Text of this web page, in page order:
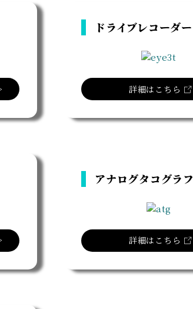
ドライブレコーダー
詳細はこちら
アナログタコグラフ
詳細はこちら